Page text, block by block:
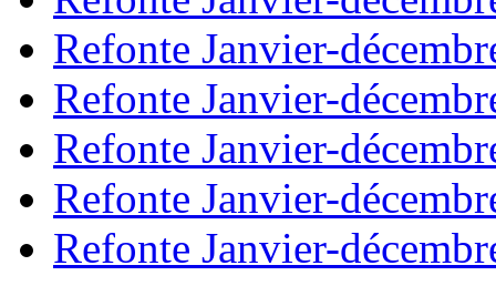
Refonte Janvier-
Refonte Janvier-
Refonte Janvier-
Refonte Janvier-
Refonte Janvier-